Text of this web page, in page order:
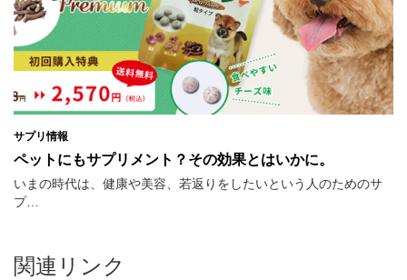
サプリ情報
ペットにもサプリメント？その効果とはいかに。
いまの時代は、健康や美容、若返りをしたいという人のためのサ
プ…
関連リンク